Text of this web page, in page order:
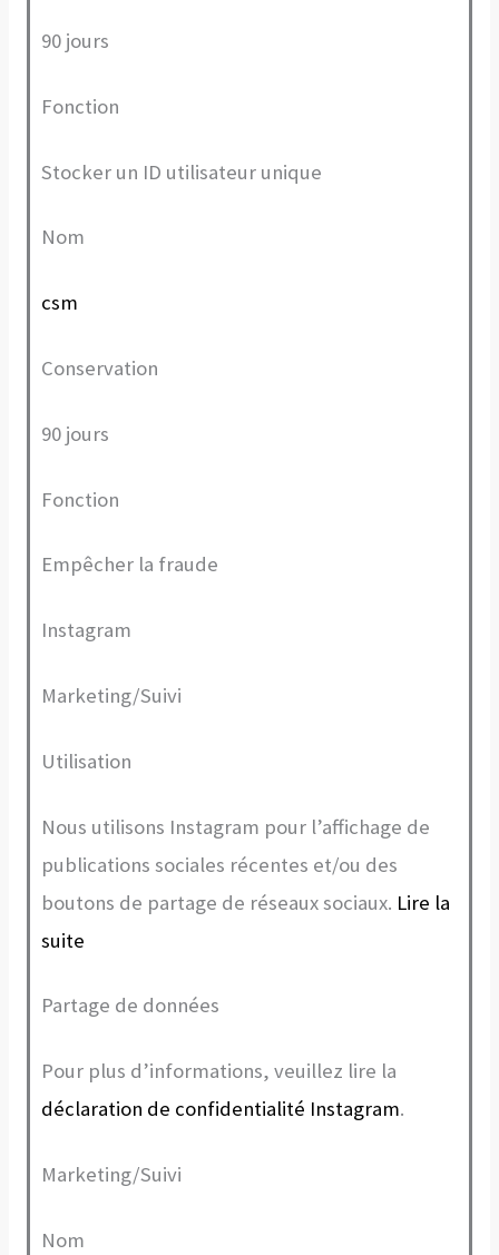
90 jours
Fonction
Stocker un ID utilisateur unique
Nom
csm
Conservation
90 jours
Fonction
Empêcher la fraude
Instagram
Marketing/Suivi
Utilisation
Nous utilisons Instagram pour l’affichage de
publications sociales récentes et/ou des
boutons de partage de réseaux sociaux. Lire la
suite
Partage de données
Pour plus d’informations, veuillez lire la
déclaration de confidentialité Instagram.
Marketing/Suivi
Nom